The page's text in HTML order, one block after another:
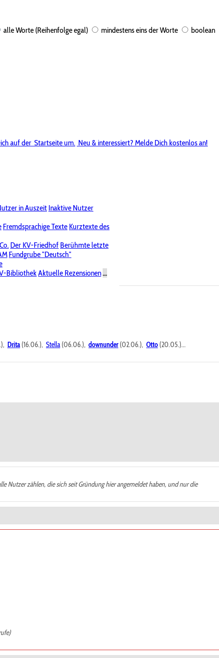
alle Worte (Reihenfolge egal) mindestens eins der Worte boolean
auf der Startseite um. Neu & interessiert? Melde Dich kostenlos an!
in Auszeit Inaktive Nutzer
Fremdsprachige Texte Kurztexte des
Der KV-Friedhof Berühmte letzte
Fundgrube "Deutsch"
BibliothekAktuelle Rezensionen...
Drita (16.06.), Stella (06.06.), downunder(02.06.), Otto (20.05.)...
Nutzer zählen, die sich seit Gründung hier angemeldet haben, und nur die